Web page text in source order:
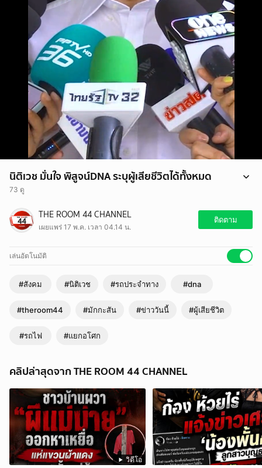
นิติเวช มั่นใจ พิสูจน์DNA ระบุผู้เสียชีวิตได้ทั้งหมด
73 ดู
นิติเวช มั่นใจ พิสูจน์DNA ระบุผู้เสียชีวิตได้ทั้งหมด
#นิติเวช #ผู้เสียชีวิต #dna #รถไฟ #รถประจำทาง #แยกอโศก #มักกะสัน
#ข่าววันนี้ #theroom44
THE ROOM 44 CHANNEL
เผยแพร่ 17 พ.ค. เวลา 04.14 น.
ติดตาม
เล่นอัตโนมัติ
#สังคม #นิติเวช #รถประจำทาง #dna
#theroom44 #มักกะสัน #ข่าววันนี้ #ผู้เสียชีวิต
#รถไฟ #แยกอโศก
คลิปล่าสุดจาก THE ROOM 44 CHANNEL
วิดีโอ